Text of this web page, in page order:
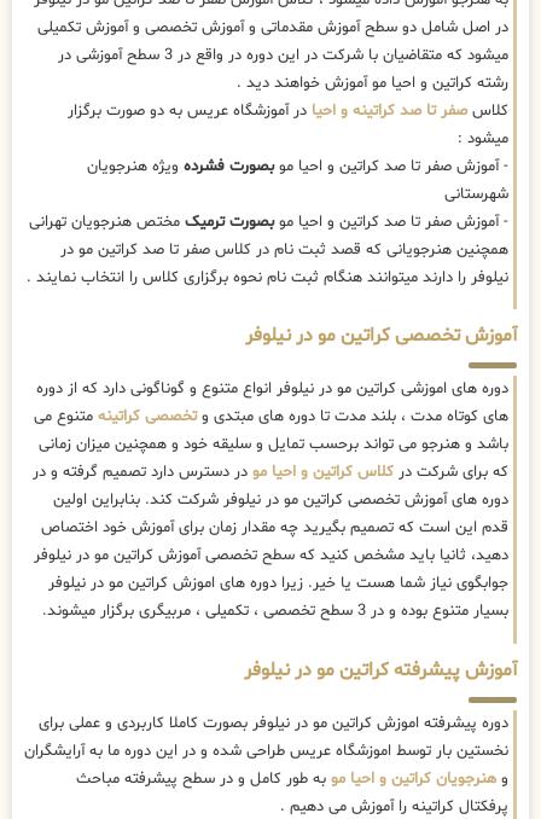
در اصل شامل دو سطح آموزش مقدماتی و آموزش تخصصی و آموزش تکمیلی
میشود که متقاضیان با شرکت در این دوره در واقع در 3 سطح آموزشی در
رشته کراتین و احیا مو آموزش خواهند دید .
کلاسصفر تا صد کراتینه و احیا در آموزشگاه عریس به دو صورت برگزار
میشود :
- آموزش صفر تا صد کراتین و احیا موبصورت فشرده ویژه هنرجویان
شهرستانی
- آموزش صفر تا صد کراتین و احیا موبصورت ترمیک مختص هنرجویان تهرانی
همچنین هنرجویانی که قصد ثبت نام در کلاس صفر تا صد کراتین مو در
نیلوفر را دارند میتوانند هنگام ثبت نام نحوه برگزاری کلاس را انتخاب نمایند .
آموزش تخصصی کراتین مو در نیلوفر
دوره های اموزشی کراتین مو در نیلوفر انواع متنوع و گوناگونی دارد که از دوره
های کوتاه مدت ، بلند مدت تا دوره های مبتدی وتخصصی کراتینه متنوع می
باشد و هنرجو می تواند برحسب تمایل و سلیقه خود و همچنین میزان زمانی
که برای شرکت در کلاس کراتین و احیا مو در دسترس دارد تصمیم گرفته و در
دوره های آموزش تخصصی کراتین مو در نیلوفر شرکت کند. بنابراین اولین
قدم این است که تصمیم بگیرید چه مقدار زمان برای آموزش خود اختصاص
دهید، ثانیا باید مشخص کنید که سطح تخصصی آموزش کراتین مو در نیلوفر
جوابگوی نیاز شما هست یا خیر. زیرا دوره های اموزش کراتین مو در نیلوفر
بسیار متنوع بوده و در 3 سطح تخصصی ، تکمیلی ، مربیگری برگزار میشوند.
آموزش پیشرفته کراتین مو در نیلوفر
دوره پیشرفته اموزش کراتین مو در نیلوفر بصورت کاملا کاربردی و عملی برای
نخستین بار توسط اموزشگاه عریس طراحی شده و در این دوره ما به آرایشگران
و هنرجویان کراتین و احیا مو به طور کامل و در سطح پیشرفته مباحث
پرفکتال کراتینه را آموزش می دهیم .